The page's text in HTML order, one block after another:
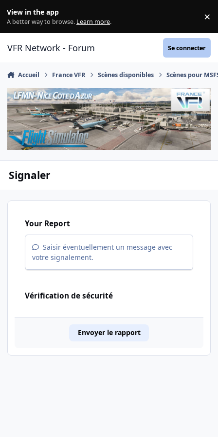
View in the app
A better way to browse. Learn more. ×
VFR Network - Forum Se connecter
Accueil France VFR Scènes disponibles Scènes pour
Signaler
Your Report
Saisir éventuellement un message avec
votre signalement.
Vérification de sécurité
Envoyer le rapport